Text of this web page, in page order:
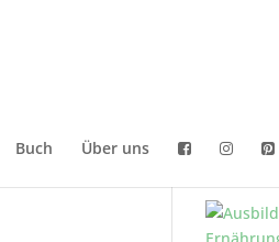
Buch Über uns